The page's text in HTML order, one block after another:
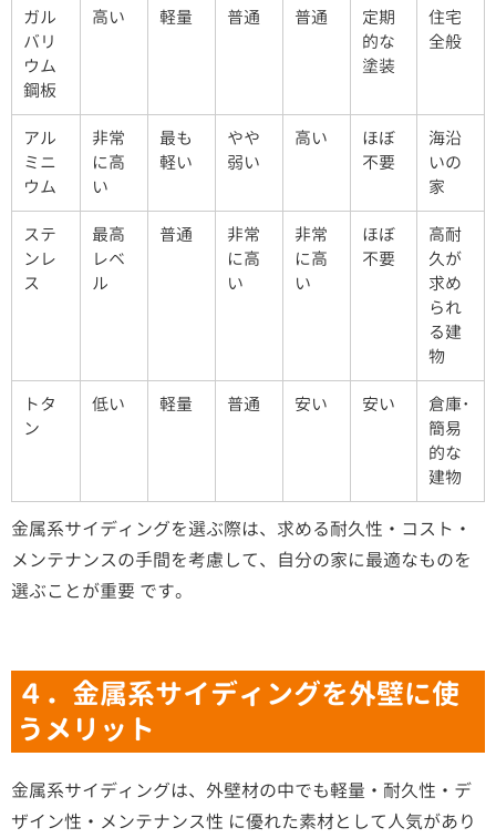
ガル
バリ
ウム
鋼板
高い 軽量 普通 普通
定期
的な
塗装
住宅
全般
アル
ミニ
ウム
非常
に高
い
最も
軽い
やや
弱い
高い
ほぼ
不要
海沿
いの
家
ステ
ンレ
ス
最高
レベ
ル
普通
非常
に高
い
非常
に高
い
ほぼ
不要
高耐
久が
求め
られ
る建
物
トタ
ン
低い 軽量 普通 安い 安い
倉庫･
簡易
的な
建物
金属系サイディングを選ぶ際は、求める耐久性・コスト・
メンテナンスの手間を考慮して、自分の家に最適なものを
選ぶことが重要 です。
４．金属系サイディングを外壁に使
うメリット
金属系サイディングは、外壁材の中でも軽量・耐久性・デ
ザイン性・メンテナンス性 に優れた素材として人気があり